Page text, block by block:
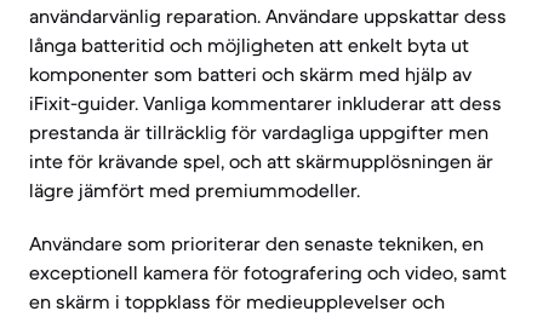
användarvänlig reparation. Användare uppskattar dess
långa batteritid och möjligheten att enkelt byta ut
komponenter som batteri och skärm med hjälp av
iFixit-guider. Vanliga kommentarer inkluderar att dess
prestanda är tillräcklig för vardagliga uppgifter men
inte för krävande spel, och att skärmupplösningen är
lägre jämfört med premiummodeller.
Användare som prioriterar den senaste tekniken, en
exceptionell kamera för fotografering och video, samt
en skärm i toppklass för medieupplevelser och